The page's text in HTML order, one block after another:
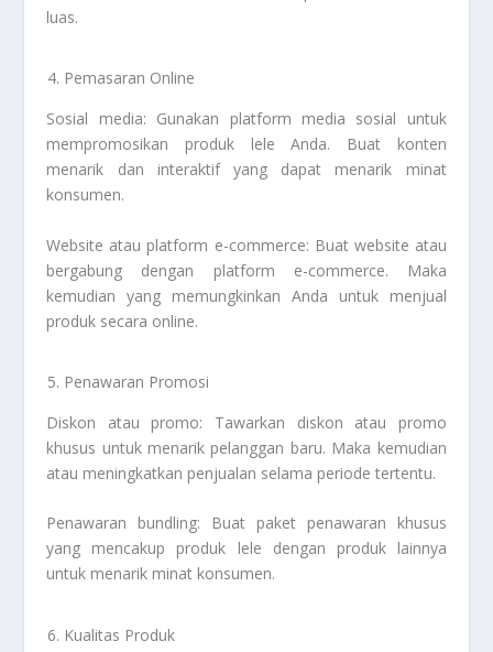
luas.
Pemasaran Online
Sosial media: Gunakan platform media sosial untuk
mempromosikan produk lele Anda. Buat konten
menarik dan interaktif yang dapat menarik minat
konsumen.
Website atau platform e-commerce: Buat website atau
bergabung dengan platform e-commerce. Maka
kemudian yang memungkinkan Anda untuk menjual
produk secara online.
Penawaran Promosi
Diskon atau promo: Tawarkan diskon atau promo
khusus untuk menarik pelanggan baru. Maka kemudian
atau meningkatkan penjualan selama periode tertentu.
Penawaran bundling: Buat paket penawaran khusus
yang mencakup produk lele dengan produk lainnya
untuk menarik minat konsumen.
Kualitas Produk